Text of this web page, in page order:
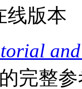
线版本
完整